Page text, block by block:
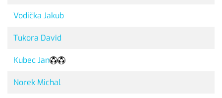
Vodička Jakub
Tukora David
Kubec Jan
Norek Michal